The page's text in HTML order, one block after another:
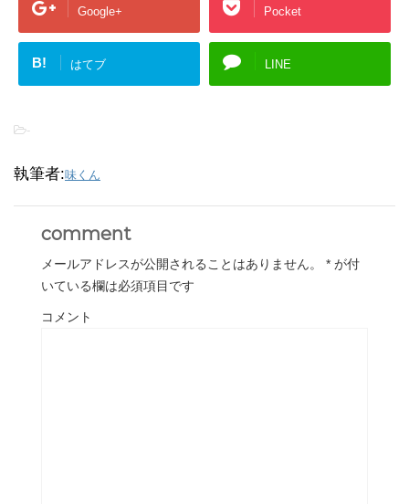
Google+ Pocket
B! はてブ LINE
-
執筆者:味くん
comment
メールアドレスが公開されることはありません。 * が付
いている欄は必須項目です
コメント